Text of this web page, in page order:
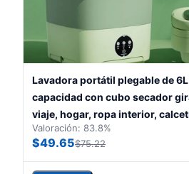
Lavadora portátil plegable de 6L
capacidad con cubo secador
viaje, hogar, ropa interior,
Valoración: 83.8%
$49.65$75.22